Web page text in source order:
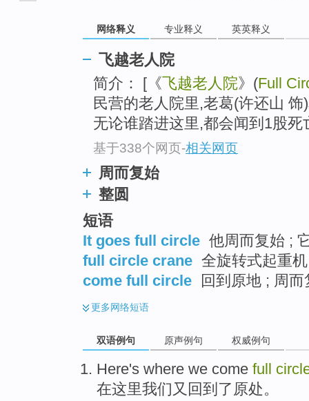
网络释义 专业释义 英英释义
飞越老人院
简介： [《飞越老人院》(Full
民营的老人院里,老葛(许还山
无论谁踏进这里,都会闻到1股死
基于338个网页-相关网页
周而复始
整圆
短语
It goes full circle 他周而复始 ;
full circle crane 全旋转式起重
come full circle
回到原地 ; 周而
更多网络短语
双语例句 原声例句 权威例句
Here's where we come full
在这里我们 又回到了 原处。